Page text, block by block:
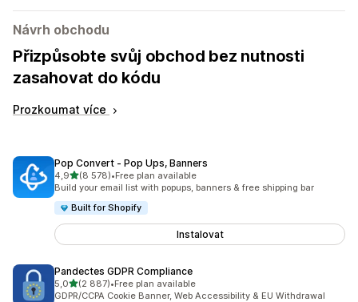
Návrh obchodu
Přizpůsobte svůj obchod bez nutnosti
zasahovat do kódu
Prozkoumat více
Pop Convert ‑ Pop Ups, Banners
4,9z 5 hvězd
(8 578)
Celkový počet recenzí: 8578
•Free plan available
Build your email list with popups, banners & free shipping bar
Built for Shopify
Instalovat
Pandectes GDPR Compliance
5,0z 5 hvězd
(2 887)
Celkový počet recenzí: 2887
•Free plan available
GDPR/CCPA Cookie Banner, Web Accessibility & EU Withdrawal